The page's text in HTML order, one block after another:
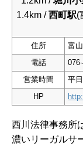
1.4km /西町駅(
住所
富
電話
営業時間
平
HP
西川法律事務所
濃いリーガルサ